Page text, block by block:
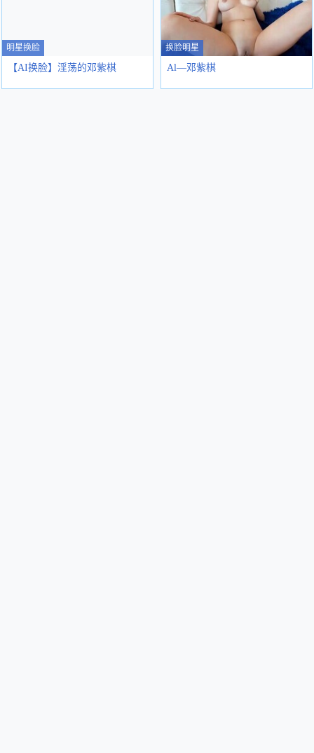
明星换脸
【AI换脸】淫荡的邓紫棋
换脸明星
Al—邓紫棋